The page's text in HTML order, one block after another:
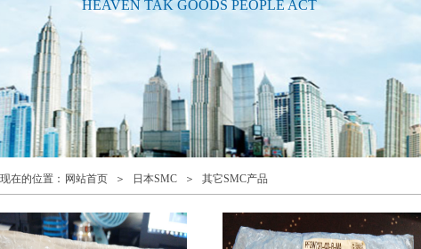
HEAVEN TAK GOODS PEOPLE ACT
在的位置： 网站首页 ＞ 日本SMC ＞ 其它SMC产品